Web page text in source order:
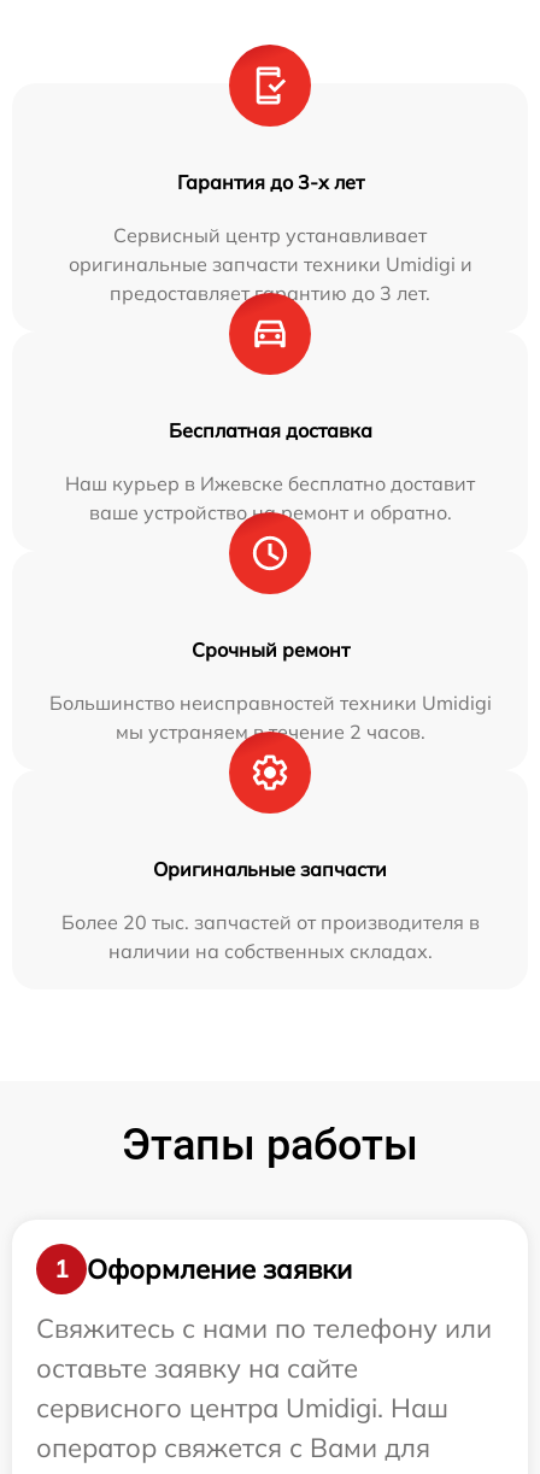
Гарантия до 3-х лет
Сервисный центр устанавливает
оригинальные запчасти техники Umidigi и
предоставляет гарантию до 3 лет.
Бесплатная доставка
Наш курьер в Ижевске бесплатно доставит
ваше устройство на ремонт и обратно.
Срочный ремонт
Большинство неисправностей техники Umidigi
мы устраняем в течение 2 часов.
Оригинальные запчасти
Более 20 тыс. запчастей от производителя в
наличии на собственных складах.
Этапы работы
1
Оформление заявки
Свяжитесь с нами по телефону или
оставьте заявку на сайте
сервисного центра Umidigi. Наш
оператор свяжется с Вами для